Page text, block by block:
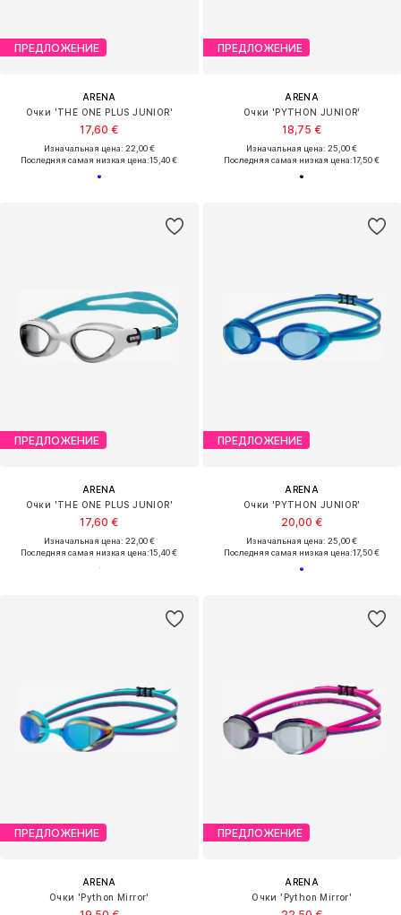
ПРЕДЛОЖЕНИЕ
ARENA
Очки 'THE ONE PLUS JUNIOR'
17,60 €
Изначальная цена: 22,00 €
Последняя самая низкая цена:15,40 €
ПРЕДЛОЖЕНИЕ
ARENA
Очки 'PYTHON JUNIOR'
18,75 €
Изначальная цена: 25,00 €
Последняя самая низкая цена:17,50 €
ПРЕДЛОЖЕНИЕ
ARENA
Очки 'THE ONE PLUS JUNIOR'
17,60 €
Изначальная цена: 22,00 €
Последняя самая низкая цена:15,40 €
ПРЕДЛОЖЕНИЕ
ARENA
Очки 'PYTHON JUNIOR'
20,00 €
Изначальная цена: 25,00 €
Последняя самая низкая цена:17,50 €
ПРЕДЛОЖЕНИЕ
ARENA
Очки 'Python Mirror'
ПРЕДЛОЖЕНИЕ
ARENA
Очки 'Python Mirror'